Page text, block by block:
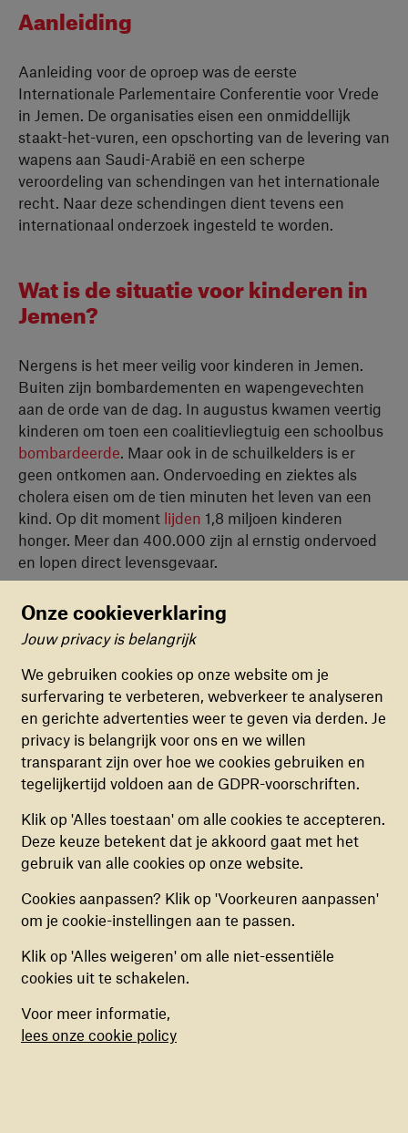
Aanleiding
Aanleiding voor de oproep was de eerste
Internationale Parlementaire Conferentie voor Vrede
in Jemen. De organisaties eisen een onmiddellijk
staakt-het-vuren, een opschorting van de levering van
wapens aan Saudi-Arabië en een scherpe
veroordeling van schendingen van het internationale
recht. Naar deze schendingen dient tevens een
internationaal onderzoek ingesteld te worden.
Wat is de situatie voor kinderen in
Jemen?
Nergens is het meer veilig voor kinderen in Jemen.
Buiten zijn bombardementen en wapengevechten
aan de orde van de dag. In augustus kwamen veertig
kinderen om toen een coalitievliegtuig een schoolbus
bombardeerde. Maar ook in de schuilkelders is er
geen ontkomen aan. Ondervoeding en ziektes als
cholera eisen om de tien minuten het leven van een
kind. Op dit moment lijden 1,8 miljoen kinderen
honger. Meer dan 400.000 zijn al ernstig ondervoed
en lopen direct levensgevaar.
Hoe helpen wij?
Door de kritische situatie in Jemen bestaat ons werk
uit het leveren van levensreddende noodhulp als
bescherming en voedsel. Samen met War Child UK
geven we voedselbonnen aan de meest kwetsbare
kinderen en families, waarmee ze genoeg voedsel
kunnen kopen voor een maand.
De oproep is een waarschuwing voor de
internationale gemeenschap: het is nu of nooit. Er is
geen militaire oplossing. Na bijna vier jaar conflict
Doneer
Cookievoorkeuren
FUNCTIONELE COOKIES
Deze cookies zorgen ervoor dat de website naar
behoren en veilig werkt. Deze cookies kunnen
niet uitgezet worden.
ANALYTISCHE COOKIES
Deze cookies helpen ons begrijpen hoe
bezoekers de website gebruiken, door
verbeteringen door te voeren. Deze cookies kun
je in- of uitschakelen.
MARKETING COOKIES
maat gemaakte inhoud aan te bieden op basis
van surfgedrag binnen de website. Deze
Onze cookieverklaring
Jouw privacy is belangrijk
We gebruiken cookies op onze website om je
surfervaring te verbeteren, webverkeer te analyseren
en gerichte advertenties weer te geven via derden. Je
privacy is belangrijk voor ons en we willen
transparant zijn over hoe we cookies gebruiken en
tegelijkertijd voldoen aan de GDPR-voorschriften.
Klik op 'Alles toestaan' om alle cookies te accepteren.
Deze keuze betekent dat je akkoord gaat met het
gebruik van alle cookies op onze website.
Cookies aanpassen? Klik op 'Voorkeuren aanpassen'
om je cookie-instellingen aan te passen.
Klik op 'Alles weigeren' om alle niet-essentiële
cookies uit te schakelen.
Voor meer informatie,
lees onze cookie policy